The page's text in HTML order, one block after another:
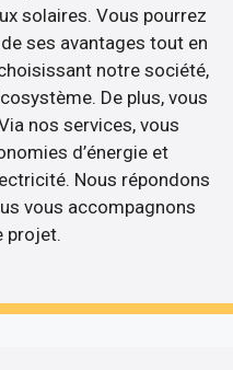
solaires. Vous pourrez
ses avantages tout en
notre société,
De plus, vous
nos services, vous
d’énergie et
Nous répondons
vous accompagnons
projet.